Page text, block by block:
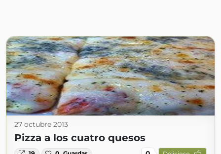
27 octubre 2013
Pizza a los cuatro quesos